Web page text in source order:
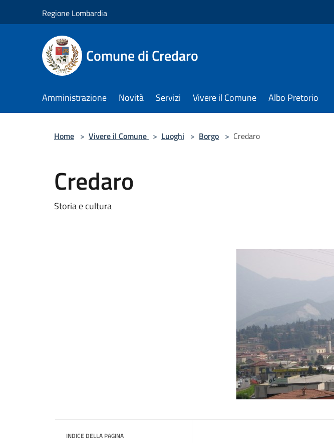
Regione Lombardia
Comune di Credaro
Amministrazione Novità Servizi Vivere il Comune Albo Pretorio
Home > Vivere il Comune > Luoghi > Borgo > Credaro
Credaro
Storia e cultura
INDICE DELLA PAGINA